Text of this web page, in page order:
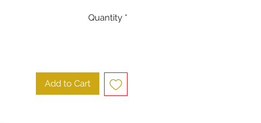
Quantity *
Add to Cart